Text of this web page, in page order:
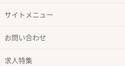
サイトメニュー
お問い合わせ
求人特集